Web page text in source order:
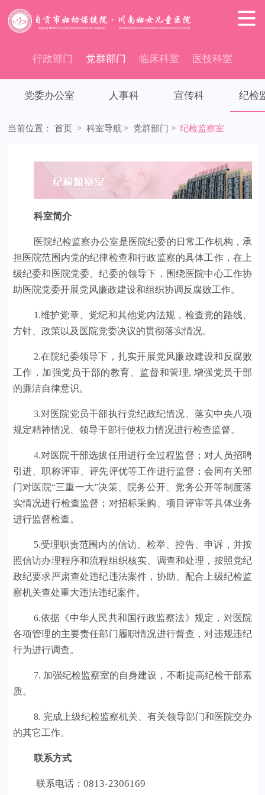

行政部门 党群部门 临床科室 医技科室
党委办公室 人事科 宣传科 纪检
当前位置： 首页 > 科室导航 > 党群部门 > 纪检监察室
科室简介
医院纪检监察办公室是医院纪委的日常工作机构，承
担医院范围内党的纪律检查和行政监察的具体工作，在上
级纪委和医院党委、纪委的领导下，围绕医院中心工作协
助医院党委开展党风廉政建设和组织协调反腐败工作。
1.维护党章、党纪和其他党内法规，检查党的路线、
方针、政策以及医院党委决议的贯彻落实情况。
2.在院纪委领导下，扎实开展党风廉政建设和反腐败
工作，加强党员干部的教育、监督和管理, 增强党员干部
的廉洁自律意识。
3.对医院党员干部执行党纪政纪情况、落实中央八项
规定精神情况、领导干部行使权力情况进行检查监督。
4.对医院干部选拔任用进行全过程监督；对人员招聘
引进、职称评审、评先评优等工作进行监督；会同有关部
门对医院“三重一大”决策、院务公开、党务公开等制度落
实情况进行检查监督；对招标采购、项目评审等具体业务
进行监督检查。
5.受理职责范围内的信访、检举、控告、申诉，并按
照信访办理程序和流程组织核实、调查和处理，按照党纪
政纪要求严肃查处违纪违法案件，协助、配合上级纪检监
察机关查处重大违法违纪案件。
6.依据《中华人民共和国行政监察法》规定，对医院
各项管理的主要责任部门履职情况进行督查，对违规违纪
行为进行调查。
7. 加强纪检监察室的自身建设，不断提高纪检干部素
质。
8. 完成上级纪检监察机关、有关领导部门和医院交办
的其它工作。
联系方式
联系电话： 0813-2306169